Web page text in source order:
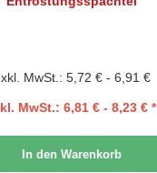
MwSt.: 5,72 € - 6,91 €
MwSt.: 6,81 € - 8,23 € *
In den Warenkorb